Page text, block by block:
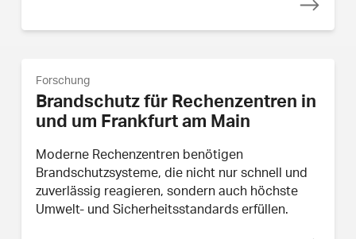
Forschung
Brandschutz für Rechenzentren in
und um Frankfurt am Main
Moderne Rechenzentren benötigen
Brandschutzsysteme, die nicht nur schnell und
zuverlässig reagieren, sondern auch höchste
Umwelt- und Sicherheitsstandards erfüllen.